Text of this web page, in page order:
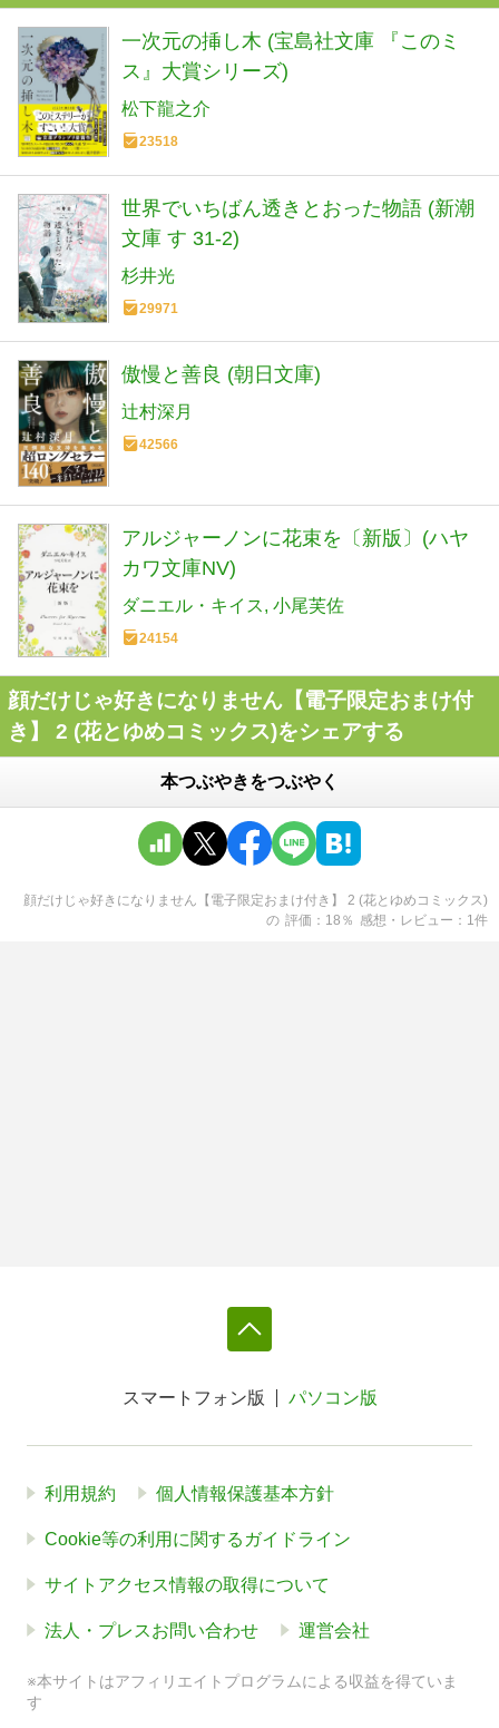
一次元の挿し木 (宝島社文庫 『このミ
ス』大賞シリーズ)
松下龍之介
23518
世界でいちばん透きとおった物語 (新潮
文庫 す 31-2)
杉井光
29971
傲慢と善良 (朝日文庫)
辻村深月
42566
アルジャーノンに花束を〔新版〕(ハヤ
カワ文庫NV)
ダニエル・キイス 小尾芙佐
24154
顔だけじゃ好きになりません【電子限定おまけ付
き】 2 (花とゆめコミックス)をシェアする
本つぶやきをつぶやく
顔だけじゃ好きになりません【電子限定おまけ付き】 2 (花とゆめコミックス)
の 評価 18 ％ 感想・レビュー 1 件
スマートフォン版 パソコン版
利用規約 個人情報保護基本方針
Cookie等の利用に関するガイドライン
サイトアクセス情報の取得について
法人・プレスお問い合わせ 運営会社
※本サイトはアフィリエイトプログラムによる収益を得ていま
す